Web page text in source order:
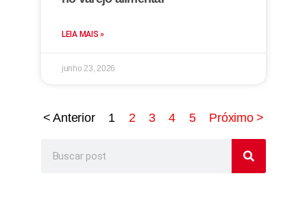
LEIA MAIS »
junho 23, 2026
< Anterior 1 2 3 4 5 Próximo >